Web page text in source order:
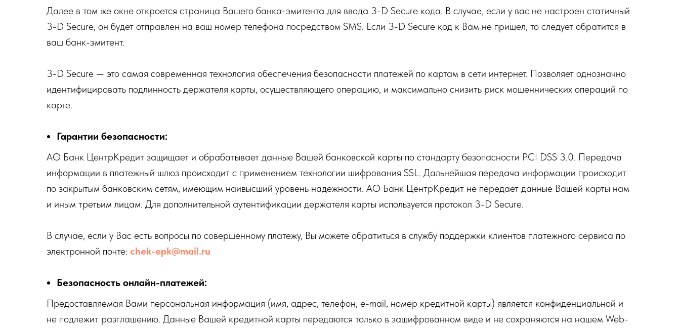
Далее в том же окне откроется страница Вашего банка-эмитента для ввода 3-D Secure кода. В случае, если у вас не настроен статичный
3-D Secure, он будет отправлен на ваш номер телефона посредством SMS. Если 3-D Secure код к Вам не пришел, то следует обратится в
ваш банк-эмитент.
3-D Secure — это самая современная технология обеспечения безопасности платежей по картам в сети интернет. Позволяет однозначно
идентифицировать подлинность держателя карты, осуществляющего операцию, и максимально снизить риск мошеннических операций по
карте.
Гарантии безопасности:
АО Банк ЦентрКредит защищает и обрабатывает данные Вашей банковской карты по стандарту безопасности PCI DSS 3.0. Передача
информации в платежный шлюз происходит с применением технологии шифрования SSL. Дальнейшая передача информации происходит
по закрытым банковским сетям, имеющим наивысший уровень надежности. АО Банк ЦентрКредит не передает данные Вашей карты нам
и иным третьим лицам. Для дополнительной аутентификации держателя карты используется протокол 3-D Secure.
В случае, если у Вас есть вопросы по совершенному платежу, Вы можете обратиться в службу поддержки клиентов платежного сервиса по
электронной почте: chek-epk@mail.ru
Безопасность онлайн-платежей:
Предоставляемая Вами персональная информация (имя, адрес, телефон, e-mail, номер кредитной карты) является конфиденциальной и
не подлежит разглашению. Данные Вашей кредитной карты передаются только в зашифрованном виде и не сохраняются на нашем Web-